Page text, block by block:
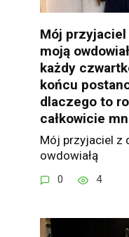
Mój
moją
każdy
końcu
dlaczego to
całkowicie
Mój przyjaciel z
owdowiałą
0 4